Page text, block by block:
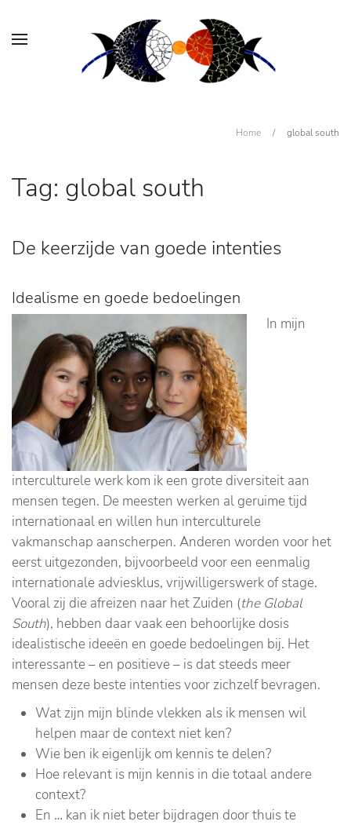
Home / global south
Tag: global south
De keerzijde van goede intenties
Idealisme en goede bedoelingen
In mijn
interculturele werk kom ik een grote diversiteit aan
mensen tegen. De meesten werken al geruime tijd
internationaal en willen hun interculturele
vakmanschap aanscherpen. Anderen worden voor het
eerst uitgezonden, bijvoorbeeld voor een eenmalig
internationale adviesklus, vrijwilligerswerk of stage.
Vooral zij die afreizen naar het Zuiden (the Global
South), hebben daar vaak een behoorlijke dosis
idealistische ideeën en goede bedoelingen bij. Het
interessante – en positieve – is dat steeds meer
mensen deze beste intenties voor zichzelf bevragen.
Wat zijn mijn blinde vlekken als ik mensen wil
helpen maar de context niet ken?
Wie ben ik eigenlijk om kennis te delen?
Hoe relevant is mijn kennis in die totaal andere
context?
En … kan ik niet beter bijdragen door thuis te